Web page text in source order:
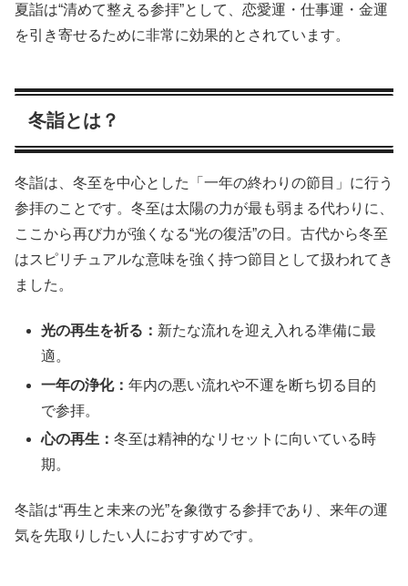
夏詣は“清めて整える参拝”として、恋愛運・仕事運・金運
を引き寄せるために非常に効果的とされています。
冬詣とは？
冬詣は、冬至を中心とした「一年の終わりの節目」に行う
参拝のことです。冬至は太陽の力が最も弱まる代わりに、
ここから再び力が強くなる“光の復活”の日。古代から冬至
はスピリチュアルな意味を強く持つ節目として扱われてき
ました。
光の再生を祈る： 新たな流れを迎え入れる準備に最
適。
一年の浄化：年内の悪い流れや不運を断ち切る目的
で参拝。
心の再生：冬至は精神的なリセットに向いている時
期。
冬詣は“再生と未来の光”を象徴する参拝であり、来年の運
気を先取りしたい人におすすめです。